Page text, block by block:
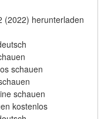
(2022) herunterladen
schauen
schauen
kostenlos